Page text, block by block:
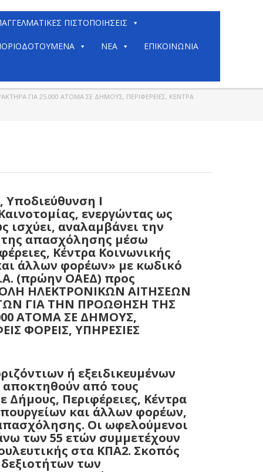
ΠΙΣΤΟΠΟΙΉΣΕΙΣ
ΝΈΑ ΕΠΙΚΟΙΝΩΝΊΑ
ΓΙΑ 25.000 ΆΤΟΜΑ ΣΕ ΔΉΜΟΥΣ, ΠΕΡΙΦΈΡΕΙΕΣ, ΚΈΝΤΡΑ
Ι
ενεργώντας ως
ισχύει, αναλαμβάνει την
απασχόλησης μέσω
Κέντρα Κοινωνικής
άλλων φορέων» με κωδικό
(πρώην ΟΑΕΔ) προς
ΗΛΕΚΤΡΟΝΙΚΩΝ ΑΙΤΗΣΕΩΝ
ΓΙΑ ΤΗΝ ΠΡΟΩΘΗΣΗ ΤΗΣ
ΑΤΟΜΑ ΣΕ ΔΗΜΟΥΣ,
ΦΟΡΕΙΣ, ΥΠΗΡΕΣΙΕΣ
ή εξειδικευμένων
από τους
Περιφέρειες, Κέντρα
και άλλων φορέων,
Οι ωφελούμενοι
των 55 ετών συμμετέχουν
στα ΚΠΑ2. Σκοπός
των